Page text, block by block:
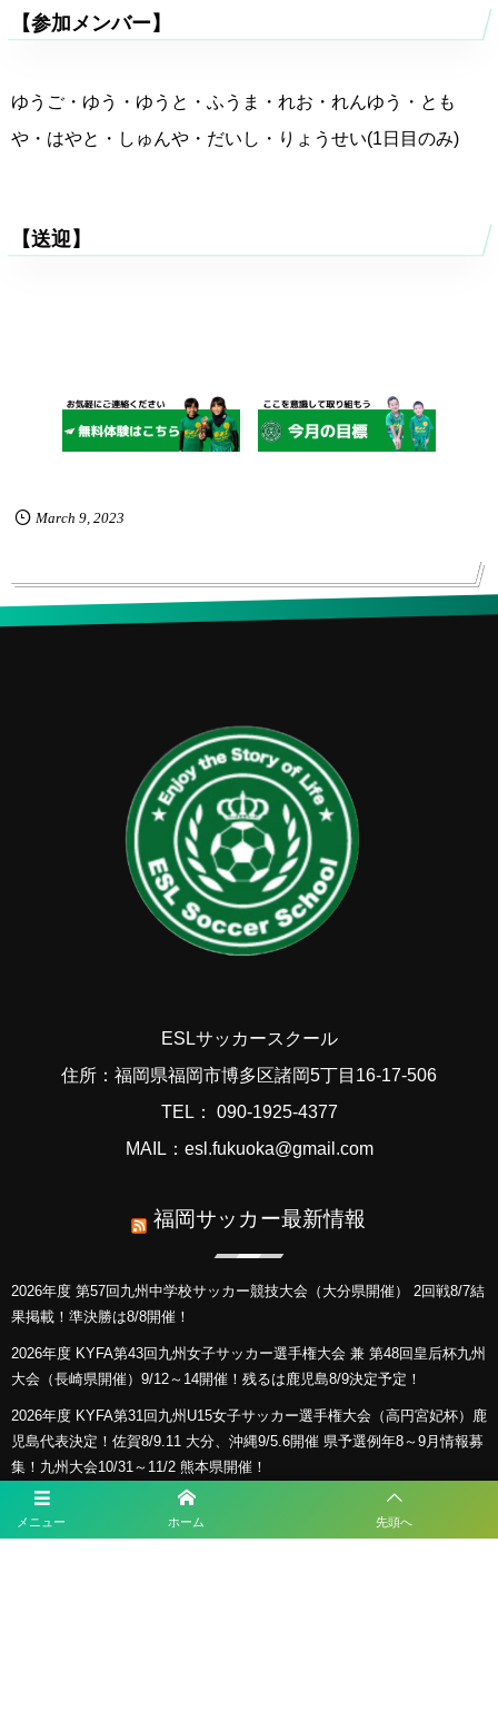
【参加メンバー】
ゆうご・ゆう・ゆうと・ふうま・れお・れんゆう・とも
や・はやと・しゅんや・だいし・りょうせい(1日目のみ)
【送迎】
March 9, 2023
メニュー ホーム 先頭へ
ESLサッカースクール
住所：福岡県福岡市博多区諸岡5丁目16-17-506
TEL： 090-1925-4377
MAIL：esl.fukuoka@gmail.com
福岡サッカー最新情報
2026年度 第57回九州中学校サッカー競技大会（大分県開催） 2回戦8/7結
果掲載！準決勝は8/8開催！
2026年度 KYFA第43回九州女子サッカー選手権大会 兼 第48回皇后杯九州
大会（長崎県開催）9/12～14開催！残るは鹿児島8/9決定予定！
2026年度 KYFA第31回九州U15女子サッカー選手権大会（高円宮妃杯）鹿
児島代表決定！佐賀8/9.11 大分、沖縄9/5.6開催 県予選例年8～9月情報募
集！九州大会10/31～11/2 熊本県開催！
【九州版】都道府県トレセンメンバー2026 随時更新！情報お待ちしてい
ます！